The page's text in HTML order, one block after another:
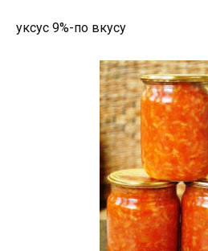
уксус 9%-по вкусу